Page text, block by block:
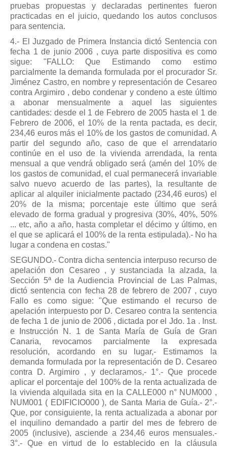
pruebas propuestas y declaradas pertinentes fueron
practicadas en el juicio, quedando los autos conclusos
para sentencia.
4.- El Juzgado de Primera Instancia dictó Sentencia con
fecha 1 de junio 2006 , cuya parte dispositiva es como
sigue: "FALLO: Que Estimando como estimo
parcialmente la demanda formulada por el procurador Sr.
Jiménez Castro, en nombre y representación de Cesareo
contra Argimiro , debo condenar y condeno a este último
a abonar mensualmente a aquel las siguientes
cantidades: desde el 1 de Febrero de 2005 hasta el 1 de
Febrero de 2006, el 10% de la renta pactada, es decir,
234,46 euros más el 10% de los gastos de comunidad. A
partir del segundo año, caso de que el arrendatario
continúe en el uso de la vivienda arrendada, la renta
mensual a que vendrá obligado será (amén del 10% de
los gastos de comunidad, el cual permanecerá invariable
salvo nuevo acuerdo de las partes), la resultante de
aplicar al alquiler inicialmente pactado (234,46 euros) el
20% de la misma; porcentaje este último que será
elevado de forma gradual y progresiva (30%, 40%, 50%
... etc, año a año, hasta completar el décimo y último, en
el que se aplicará el 100% de la renta estipulada).- No ha
lugar a condena en costas."
SEGUNDO.- Contra dicha sentencia interpuso recurso de
apelación don Cesareo , y sustanciada la alzada, la
Sección 5ª de la Audiencia Provincial de Las Palmas,
dictó sentencia con fecha 28 de febrero de 2007 , cuyo
Fallo es como sigue: "Que estimando el recurso de
apelación interpuesto por D. Cesareo contra la sentencia
de fecha 1 de junio de 2006 , dictada por el Jdo. 1a . Inst.
e Instrucción N. 1 de Santa María de Guía de Gran
Canaria, revocamos parcialmente la expresada
resolución, acordando en su lugar,- Estimamos la
demanda formulada por la representación de D. Cesareo
contra D. Argimiro , y declaramos,- 1°.- Que procede
aplicar el porcentaje del 100% de la renta actualizada de
la vivienda alquilada sita en la CALLE000 n° NUM000 ,
NUM001 ( EDIFICIO000 ), de Santa Maria de Guía.- 2°.-
Que, por consiguiente, la renta actualizada a abonar por
el inquilino demandado a partir del mes de febrero de
2005 (inclusive), asciende a 234,46 euros mensuales.-
3°.- Que en virtud de lo establecido en la cláusula